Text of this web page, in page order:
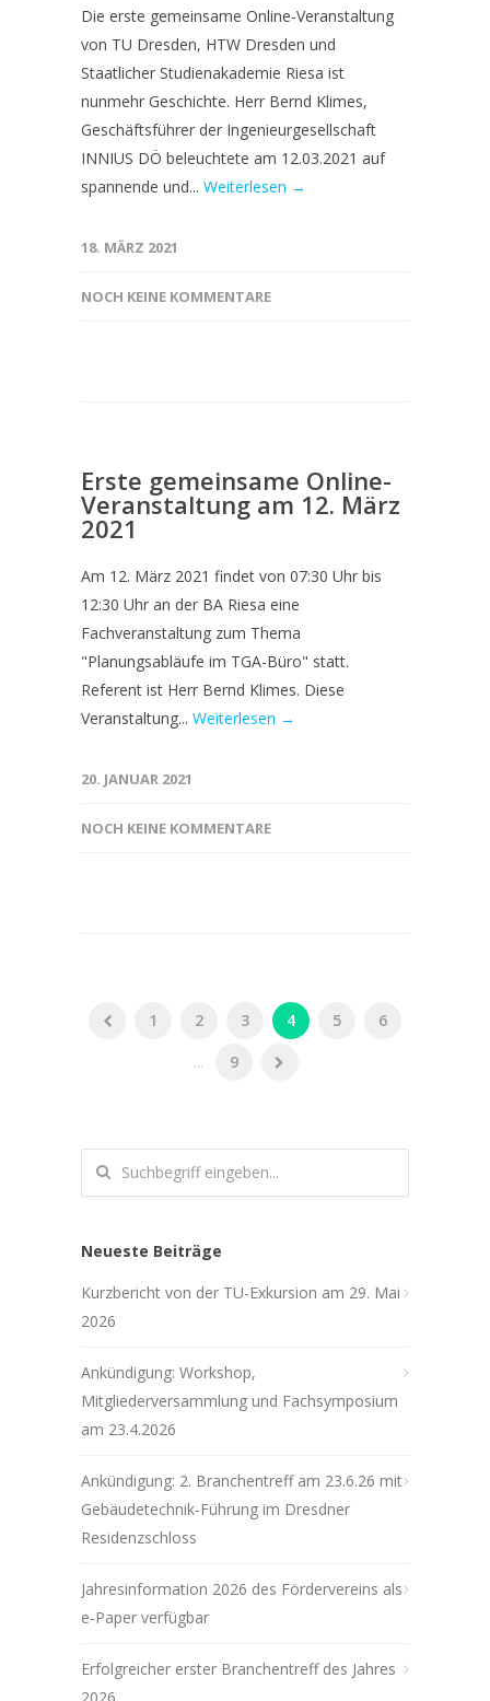
Die erste gemeinsame Online-Veranstaltung
von TU Dresden, HTW Dresden und
Staatlicher Studienakademie Riesa ist
nunmehr Geschichte. Herr Bernd Klimes,
Geschäftsführer der Ingenieurgesellschaft
INNIUS DÖ beleuchtete am 12.03.2021 auf
spannende und... Weiterlesen →
18. MÄRZ 2021
NOCH KEINE KOMMENTARE
Erste gemeinsame Online-
Veranstaltung am 12. März
2021
Am 12. März 2021 findet von 07:30 Uhr bis
12:30 Uhr an der BA Riesa eine
Fachveranstaltung zum Thema
"Planungsabläufe im TGA-Büro" statt.
Referent ist Herr Bernd Klimes. Diese
Veranstaltung... Weiterlesen →
20. JANUAR 2021
NOCH KEINE KOMMENTARE
1 2 3 4 5
6
...
9
Neueste Beiträge
Kurzbericht von der TU-Exkursion am 29. Mai
2026
Ankündigung: Workshop,
Mitgliederversammlung und Fachsymposium
am 23.4.2026
Ankündigung: 2. Branchentreff am 23.6.26 mit
Gebäudetechnik-Führung im Dresdner
Residenzschloss
Jahresinformation 2026 des Fördervereins als
e-Paper verfügbar
Erfolgreicher erster Branchentreff des Jahres